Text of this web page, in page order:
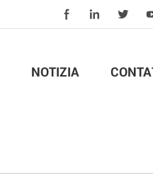
NOTIZIA